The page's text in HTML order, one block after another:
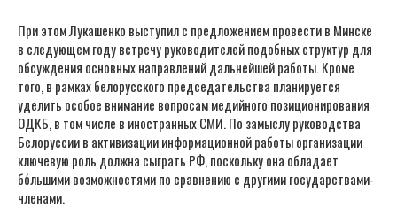
При этом Лукашенко выступил с предложением провести в Минске
в следующем году встречу руководителей подобных структур для
обсуждения основных направлений дальнейшей работы. Кроме
того, в рамках белорусского председательства планируется
уделить особое внимание вопросам медийного позиционирования
ОДКБ, в том числе в иностранных СМИ. По замыслу руководства
Белоруссии в активизации информационной работы организации
ключевую роль должна сыграть РФ, поскольку она обладает
бо́льшими возможностями по сравнению с другими государствами-
членами.